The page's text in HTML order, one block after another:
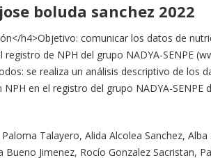
boluda sanchez 2022
h4>Objetivo: comunicar los datos de
registro de NPH del grupo NADYA-SENPE
se realiza un análisis descriptivo de los
en el registro del grupo NADYA-
Talayero, Alida Alcolea Sanchez, Alba
Bueno Jimenez, Rocío Gonzalez Sacristan,